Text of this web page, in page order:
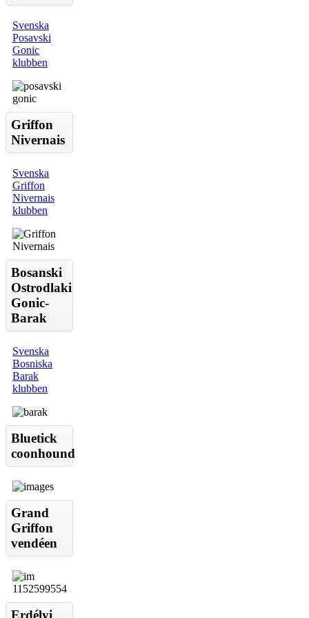
Svenska
Posavski
Gonic
klubben
Griffon
Nivernais
Svenska
Griffon
Nivernais
klubben
Bosanski
Ostrodlaki
Gonic-
Barak
Svenska
Bosniska
Barak
klubben
Bluetick
coonhound
Grand
Griffon
vendéen
Erdélyi